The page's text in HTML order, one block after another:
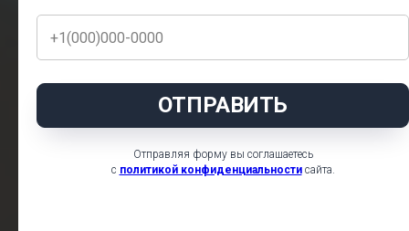
ОТПРАВИТЬ
Отправляя форму вы соглашаетесь
с политикой конфиденциальностисайта.